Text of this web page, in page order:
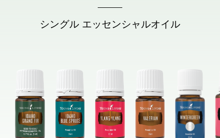
シングル エッセンシャルオイル